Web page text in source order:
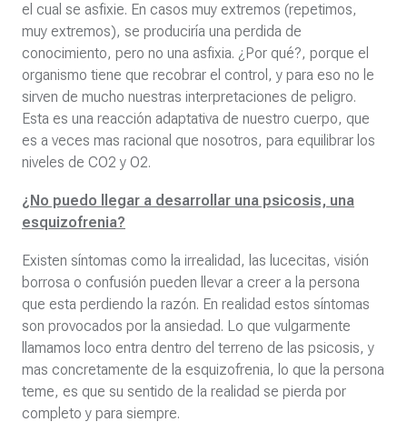
el cual se asfixie. En casos muy extremos (repetimos,
muy extremos), se produciría una perdida de
conocimiento, pero no una asfixia. ¿Por qué?, porque el
organismo tiene que recobrar el control, y para eso no le
sirven de mucho nuestras interpretaciones de peligro.
Esta es una reacción adaptativa de nuestro cuerpo, que
es a veces mas racional que nosotros, para equilibrar los
niveles de CO2 y O2.
¿No puedo llegar a desarrollar una psicosis, una
esquizofrenia?
Existen síntomas como la irrealidad, las lucecitas, visión
borrosa o confusión pueden llevar a creer a la persona
que esta perdiendo la razón. En realidad estos síntomas
son provocados por la ansiedad. Lo que vulgarmente
llamamos loco entra dentro del terreno de las psicosis, y
mas concretamente de la esquizofrenia, lo que la persona
teme, es que su sentido de la realidad se pierda por
completo y para siempre.